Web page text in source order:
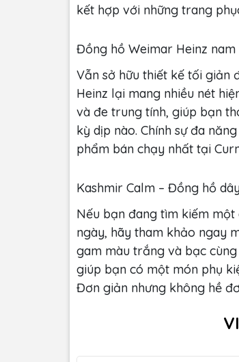
kết hợp với những trang
Đồng hồ Weimar Heinz nam
Vẫn sở hữu thiết kế tối giản
Heinz lại mang nhiều nét
và đe trung tính, giúp bạn
kỳ dịp nào. Chính sự đa
phẩm bán chạy nhất tại
Kashmir Calm – Đồng hồ
Nếu bạn đang tìm kiếm
ngày, hãy tham khảo ngay
gam màu trắng và bạc
giúp bạn có một món phụ
Đơn giản nhưng không hề